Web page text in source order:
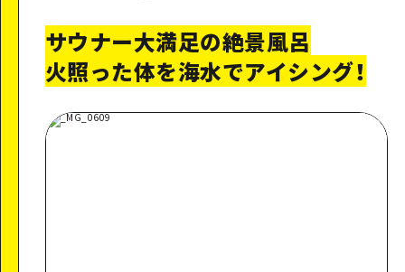
サウナー大満足の絶景風呂
火照った体を海水でアイシング！